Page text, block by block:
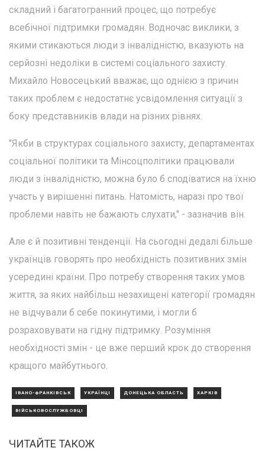
складний і багатогранний процес, що потребує
всебічної підтримки громадян. Водночас виклики, з
якими стикаються люди з інвалідністю, вказують на
серйозні недоліки в системі соціального захисту.
Михайло Новосецький вважає, що однією з причин
таких проблем є недостатнє усвідомлення ситуації з
боку представників влади на різних рівнях.
"Якби в структурах соціального захисту, департаментах
соціальної політики та Мінсоцполітики працювали
люди з інвалідністю, можна було б сподіватися на їхню
участь у вирішенні питань. Натомість, наразі про твої
проблеми навіть не бажають слухати," - зазначив він.
Але є й позитивні тенденції. На сьогодні дедалі більше
українців говорять про необхідність позитивних змін
усередині країни. Про потребу створення таких умов
життя, за яких найбільш незахищені категорії громадян
не відчували б себе покинутими, і могли б
розраховувати на гідну підтримку. Розуміння
необхідності змін - це вже перший крок до створення
кращого майбутнього.
ІВАНО-ФРАНКІВСЬК УКРАЇНЦІ ДОНЕЦЬКА ОБЛАСТЬ ХАРКІВ
ВІЙСЬКОВОСЛУЖБОВЦІ
ЧИТАЙТЕ ТАКОЖ